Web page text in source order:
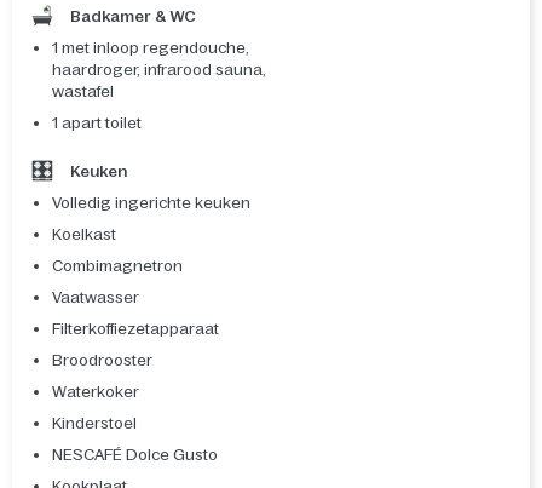
Badkamer & WC
1 met inloop regendouche,
haardroger, infrarood sauna,
wastafel
1 apart toilet
Keuken
Volledig ingerichte keuken
Koelkast
Combimagnetron
Vaatwasser
Filterkoffiezetapparaat
Broodrooster
Waterkoker
Kinderstoel
NESCAFÉ Dolce Gusto